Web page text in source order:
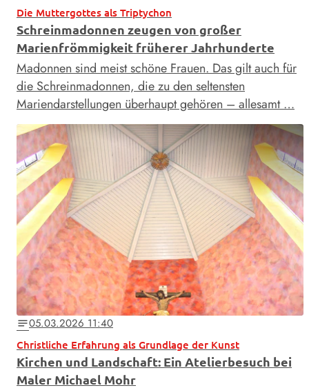
Die Muttergottes als Triptychon
Schreinmadonnen zeugen von großer
Marienfrömmigkeit früherer Jahrhunderte
Madonnen sind meist schöne Frauen. Das gilt auch für
die Schreinmadonnen, die zu den seltensten
Mariendarstellungen überhaupt gehören – allesamt …
notes05.03.2026 11:40
Christliche Erfahrung als Grundlage der Kunst
Kirchen und Landschaft: Ein Atelierbesuch bei
Maler Michael Mohr